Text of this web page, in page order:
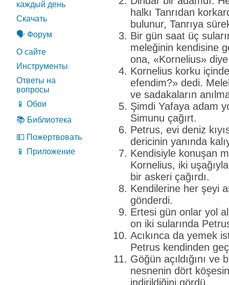
каждый день
Скачать
🗣️ Форум
О сайте
Инструменты
Ответы на
вопросы
📱 Обои
📚 Библиотека
💵 Пожертвовать
📱 Приложение
halkı Tanrıdan
bulunur, Tanrıya
Bir gün saat üç
meleğinin kendisine
ona, «Kornelius»
Kornelius korku
efendim?» dedi.
ve sadakaların
Şimdi Yafaya adam
Simunu çağırt.
Petrus, evi deniz
dericinin yanında
Kendisiyle konuşan
Kornelius, iki
bir askeri çağırdı.
Kendilerine her şeyi
gönderdi.
Ertesi gün onlar yol
on iki sularında
Acıkınca da yemek
Petrus kendinden
Göğün açıldığını ve
nesnenin dört
indirildiğini gördü.